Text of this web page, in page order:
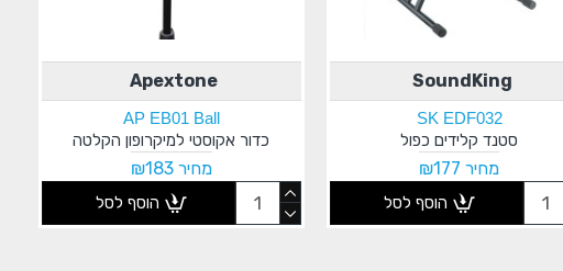
SoundKing
SK EDF032
סטנד קלידים כפול
מחיר ₪177
הוסף לסל
Apextone
AP EB01 Ball
כדור אקוסטי למיקרופון הקלטה
מחיר ₪183
הוסף לסל